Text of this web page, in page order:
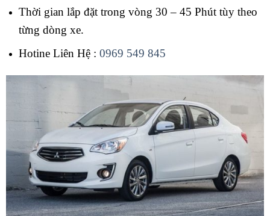
Thời gian lắp đặt trong vòng 30 – 45 Phút tùy theo
từng dòng xe.
Hotine Liên Hệ : 0969 549 845